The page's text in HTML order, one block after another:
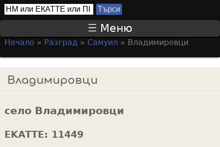
S
e
r
c
h
f
r
Т
ъ
с
и
Меню
o
u
r
e
Начало » Разград » Самуил » Владимировци
Владимировци
село Владимировци
EKATTE: 11449